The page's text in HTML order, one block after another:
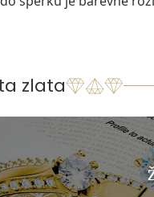
zlata